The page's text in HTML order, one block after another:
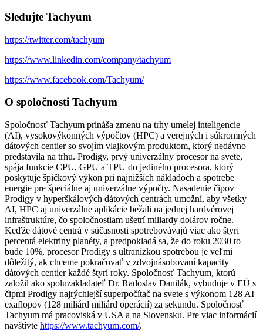
Sledujte Tachyum
https://twitter.com/tachyum
https://www.linkedin.com/company/tachyum
https://www.facebook.com/Tachyum/
O spoločnosti Tachyum
Spoločnosť Tachyum prináša zmenu na trhy umelej inteligencie
(AI), vysokovýkonných výpočtov (HPC) a verejných i súkromných
dátových centier so svojím vlajkovým produktom, ktorý nedávno
predstavila na trhu. Prodigy, prvý univerzálny procesor na svete,
spája funkcie CPU, GPU a TPU do jediného procesora, ktorý
poskytuje špičkový výkon pri najnižších nákladoch a spotrebe
energie pre špeciálne aj univerzálne výpočty. Nasadenie čipov
Prodigy v hyperškálových dátových centrách umožní, aby všetky
AI, HPC aj univerzálne aplikácie bežali na jednej hardvérovej
infraštruktúre, čo spoločnostiam ušetrí miliardy dolárov ročne.
Keďže dátové centrá v súčasnosti spotrebovávajú viac ako štyri
percentá elektriny planéty, a predpokladá sa, že do roku 2030 to
bude 10%, procesor Prodigy s ultranízkou spotrebou je veľmi
dôležitý, ak chceme pokračovať v zdvojnásobovaní kapacity
dátových centier každé štyri roky. Spoločnosť Tachyum, ktorú
založil ako spoluzakladateľ Dr. Radoslav Danilák, vybuduje v EÚ s
čipmi Prodigy najrýchlejší superpočítač na svete s výkonom 128 AI
exaflopov (128 miliárd miliárd operácií) za sekundu. Spoločnosť
Tachyum má pracoviská v USA a na Slovensku. Pre viac informácií
navštívte https://www.tachyum.com/.